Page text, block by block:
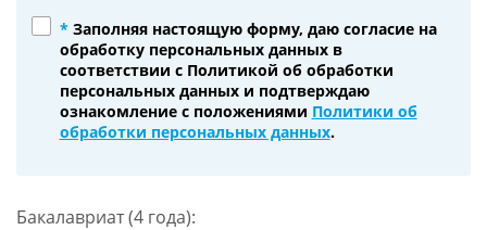
*Заполняя настоящую форму, даю согласие на
обработку персональных данных в
соответствии с Политикой об обработки
персональных данных и подтверждаю
ознакомление с положениями Политики об
обработки персональных данных.
Бакалавриат (4 года):